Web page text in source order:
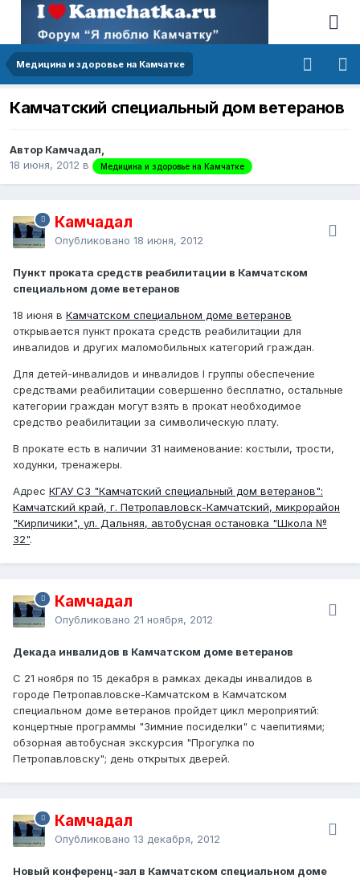
Медицина и здоровье на Камчатке
Камчатский специальный дом ветеранов
Автор Камчадал,
18 июня, 2012 в Медицина и здоровье на Камчатке
Камчадал
Опубликовано 18 июня, 2012
Пункт проката средств реабилитации в Камчатском
специальном доме ветеранов
18 июня в Камчатском специальном доме ветеранов
открывается пункт проката средств реабилитации для
инвалидов и других маломобильных категорий граждан.
Для детей-инвалидов и инвалидов I группы обеспечение
средствами реабилитации совершенно бесплатно, остальные
категории граждан могут взять в прокат необходимое
средство реабилитации за символическую плату.
В прокате есть в наличии 31 наименование: костыли, трости,
ходунки, тренажеры.
Адрес КГАУ СЗ "Камчатский специальный дом ветеранов":
Камчатский край, г. Петропавловск-Камчатский, микрорайон
"Кирпичики", ул. Дальняя, автобусная остановка "Школа №
32".
Камчадал
Опубликовано 21 ноября, 2012
Декада инвалидов в Камчатском доме ветеранов
С 21 ноября по 15 декабря в рамках декады инвалидов в
городе Петропавловске-Камчатском в Камчатском
специальном доме ветеранов пройдет цикл мероприятий:
концертные программы "Зимние посиделки" с чаепитиями;
обзорная автобусная экскурсия "Прогулка по
Петропавловску"; день открытых дверей.
Камчадал
Опубликовано 13 декабря, 2012
Новый конференц-зал в Камчатском специальном доме